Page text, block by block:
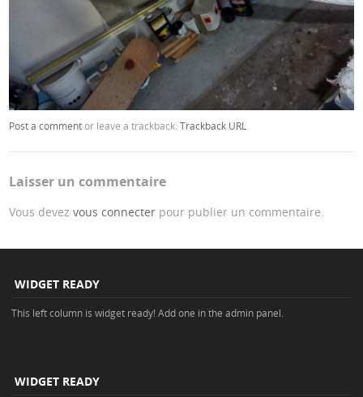
Post a commentor leave a trackback:Trackback URL
Laisser un commentaire
Vous devezvous connecter pour publier un commentaire.
WIDGET READY
This left column is widget ready! Add one in the admin panel.
WIDGET READY